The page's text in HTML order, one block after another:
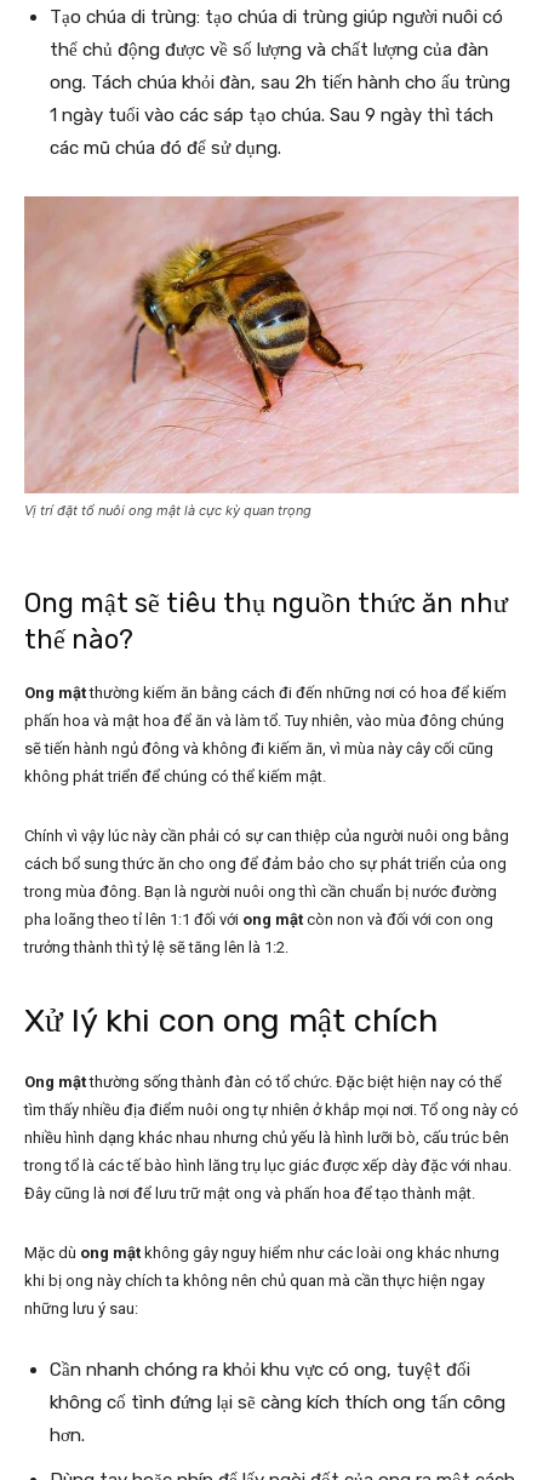
Tạo chúa di trùng: tạo chúa di trùng giúp người nuôi có
thể chủ động được về số lượng và chất lượng của đàn
ong. Tách chúa khỏi đàn, sau 2h tiến hành cho ấu trùng
1 ngày tuổi vào các sáp tạo chúa. Sau 9 ngày thì tách
các mũ chúa đó để sử dụng.
Vị trí đặt tổ nuôi ong mật là cực kỳ quan trọng
Ong mật sẽ tiêu thụ nguồn thức ăn như
thế nào?
Ong mậtthường kiếm ăn bằng cách đi đến những nơi có hoa để kiếm
phấn hoa và mật hoa để ăn và làm tổ. Tuy nhiên, vào mùa đông chúng
sẽ tiến hành ngủ đông và không đi kiếm ăn, vì mùa này cây cối cũng
không phát triển để chúng có thể kiếm mật.
Chính vì vậy lúc này cần phải có sự can thiệp của người nuôi ong bằng
cách bổ sung thức ăn cho ong để đảm bảo cho sự phát triển của ong
trong mùa đông. Bạn là người nuôi ong thì cần chuẩn bị nước đường
pha loãng theo tỉ lên 1:1 đối với ong mật còn non và đối với con ong
trưởng thành thì tỷ lệ sẽ tăng lên là 1:2.
Xử lý khi con ong mật chích
Ong mậtthường sống thành đàn có tổ chức. Đặc biệt hiện nay có thể
tìm thấy nhiều địa điểm nuôi ong tự nhiên ở khắp mọi nơi. Tổ ong này có
nhiều hình dạng khác nhau nhưng chủ yếu là hình lưỡi bò, cấu trúc bên
trong tổ là các tế bào hình lăng trụ lục giác được xếp dày đặc với nhau.
Đây cũng là nơi để lưu trữ mật ong và phấn hoa để tạo thành mật.
Mặc dù ong mật không gây nguy hiểm như các loài ong khác nhưng
khi bị ong này chích ta không nên chủ quan mà cần thực hiện ngay
những lưu ý sau:
Cần nhanh chóng ra khỏi khu vực có ong, tuyệt đối
không cố tình đứng lại sẽ càng kích thích ong tấn công
hơn.